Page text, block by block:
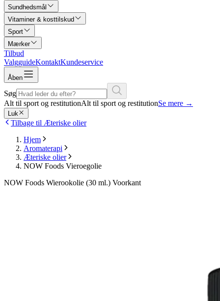
Sundhedsmål
Vitaminer & kosttilskud
Sport
Mærker
Tilbud
ValgguideKontaktKundeservice
Åben
Søg
Alt til sport og restitutionAlt til sport og restitutionSe mere →
Luk
Tilbage til Æteriske olier
Hjem
Aromaterapi
Æteriske olier
NOW Foods Vieroegolie
NOW Foods Wierookolie (30 ml.) Voorkant